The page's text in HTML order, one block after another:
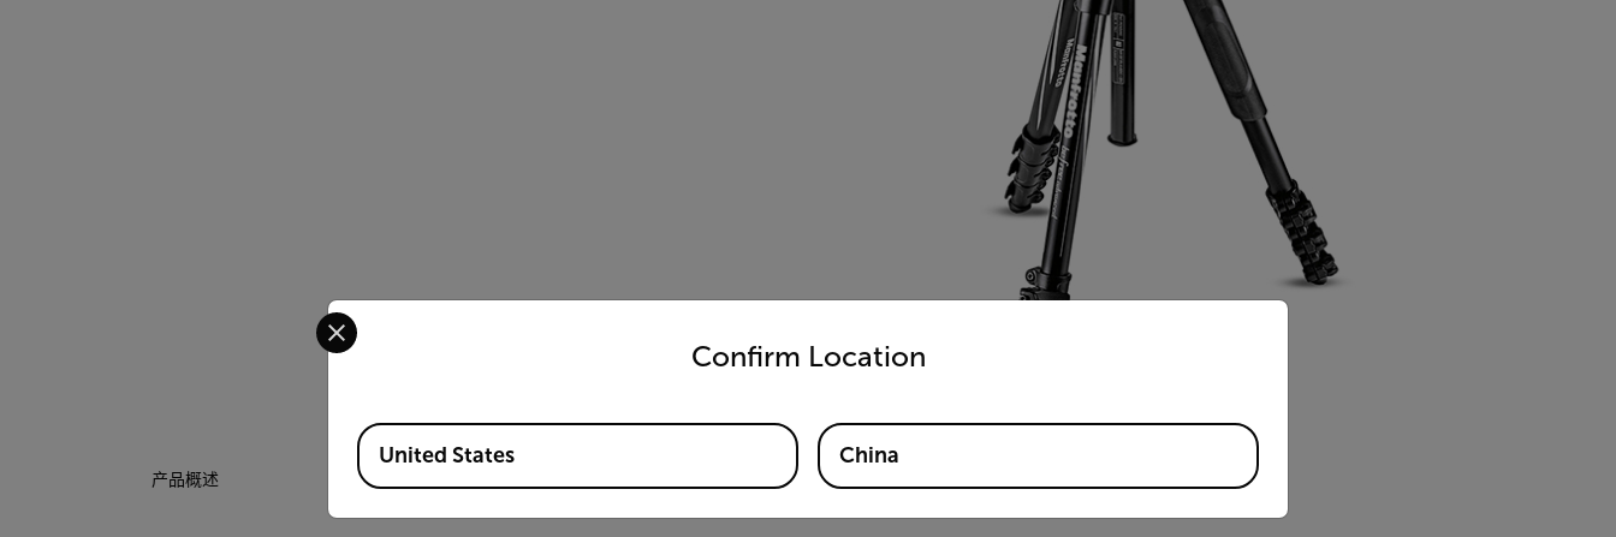
产品概述
Confirm Location
Select your preferred country and language from the options below to access the appropriate version of our website.
Available Locations
United States China